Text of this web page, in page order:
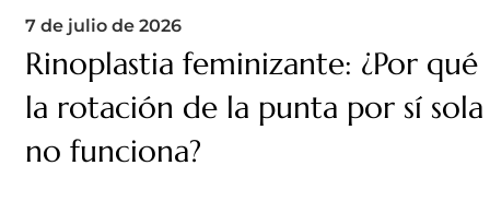
7 de julio de 2026
Rinoplastia feminizante: ¿Por qué
la rotación de la punta por sí sola
no funciona?